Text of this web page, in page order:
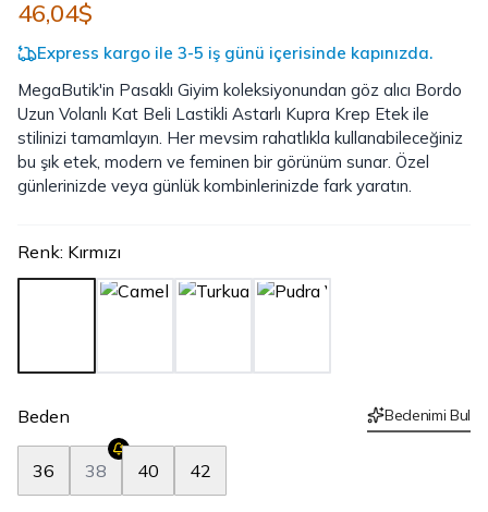
46,04$
Express kargo ile 3-5 iş günü içerisinde kapınızda.
MegaButik'in Pasaklı Giyim koleksiyonundan göz alıcı Bordo
Uzun Volanlı Kat Beli Lastikli Astarlı Kupra Krep Etek ile
stilinizi tamamlayın. Her mevsim rahatlıkla kullanabileceğiniz
bu şık etek, modern ve feminen bir görünüm sunar. Özel
günlerinizde veya günlük kombinlerinizde fark yaratın.
Renk: Kırmızı
Beden Bedenimi Bul
36 38 40 42